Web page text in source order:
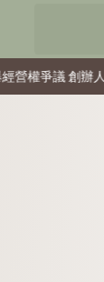
已故前經理人秘